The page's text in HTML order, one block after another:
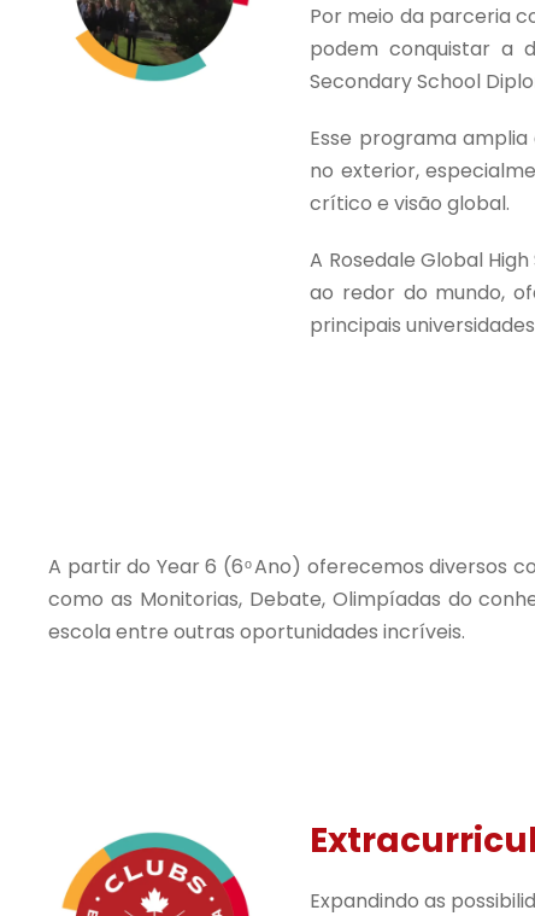
Por meio da parceria
podem conquistar a
Secondary School
Esse programa
no exterior,
crítico e visão global.
A Rosedale Global
ao redor do mundo,
principais
A partir do Year 6 (6 ͦ Ano) oferecemos diversos
como as Monitorias, Debate, Olimpíadas do
escola entre outras oportunidades incríveis.
Expandindo as